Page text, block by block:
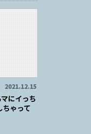
2021.12.15
にイっち
ちゃって